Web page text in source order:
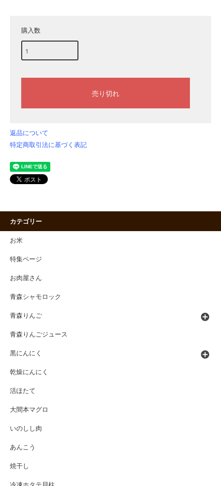
購入数
返品について
特定商取引法に基づく表記
カテゴリー
お米
特集ページ
お肉屋さん
青森シャモロック
青森りんご
青森りんごジュース
黒にんにく
乾燥にんにく
活ほたて
大間本マグロ
いのしし肉
あんこう
焼干し